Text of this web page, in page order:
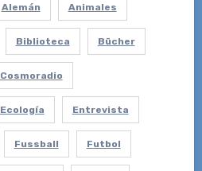
Alemán Animales
Biblioteca Bücher
Cosmoradio
Ecología Entrevista
Fussball Futbol